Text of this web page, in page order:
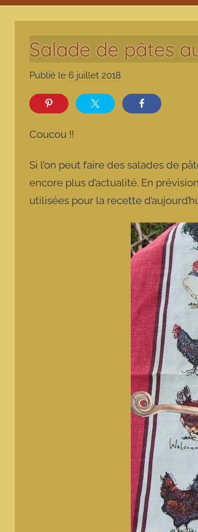
Salade de pâtes
Publié le 6 juillet 2018
r
m
o
t
Coucou !!
Si l’on peut faire des salades de
encore plus d’actualité. En
utilisées pour la recette